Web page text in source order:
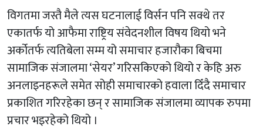
विगतमा जस्तै मैले त्यस घटनालाई विर्सन पनि सक्थे तर
एकातर्फ यो आफैमा राष्ट्रिय संवेदनशील विषय थियो भने
अर्कोतर्फ त्यतिबेला सम्म यो समाचार हजारौका बिचमा
सामाजिक संजालमा ‘सेयर’ गरिसकिएको थियो र केहि अरु
अनलाइनहरूले समेत सोही समाचारको हवाला दिँदै समाचार
प्रकाशित गरिरहेका छन् र सामाजिक संजालमा व्यापक रुपमा
प्रचार भइरहेको थियो ।